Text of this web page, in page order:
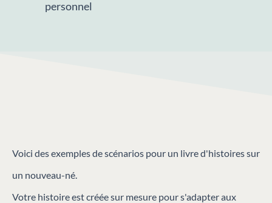
personnel
Voici des exemples de scénarios pour un livre d'histoires sur
un nouveau-né.
Votre histoire est créée sur mesure pour s'adapter aux